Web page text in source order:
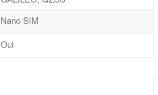
Nano SIM
Oui